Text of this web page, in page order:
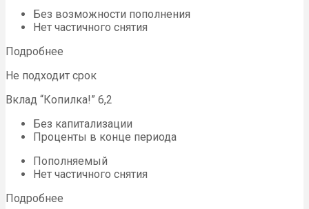
Без возможности пополнения
Нет частичного снятия
Подробнее
Не подходит срок
Вклад “Копилка!” 6,2
Без капитализации
Проценты в конце периода
Пополняемый
Нет частичного снятия
Подробнее